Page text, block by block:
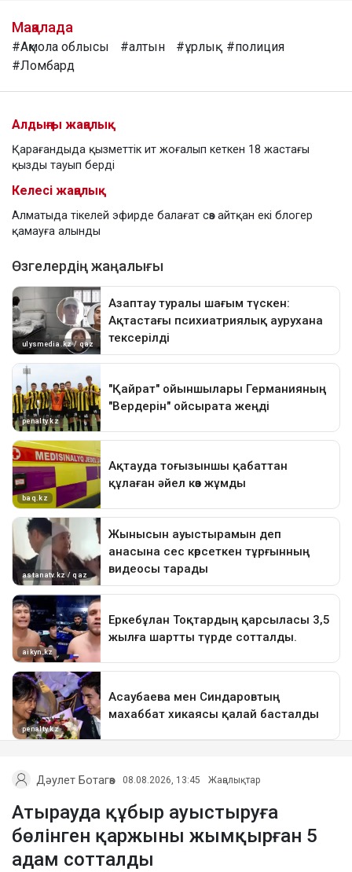
Мақалада
#Ақмола облысы #алтын #ұрлық
#полиция
#Ломбард
Алдыңғы жаңалық
Қарағандыда қызметтік ит жоғалып кеткен 18 жастағы
қызды тауып берді
Келесі жаңалық
Алматыда тікелей эфирде балағат сөз айтқан екі блогер
қамауға алынды
Дәулет Ботагөз 08.08.2026, 13:45 Жаңалықтар
Атырауда құбыр ауыстыруға
бөлінген қаржыны жымқырған 5
адам сотталды